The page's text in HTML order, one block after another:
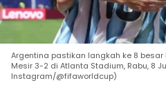
Argentina pastikan langkah ke 8
Mesir 3-2 di Atlanta Stadium, Rabu, 8
Instagram/@fifaworldcup)